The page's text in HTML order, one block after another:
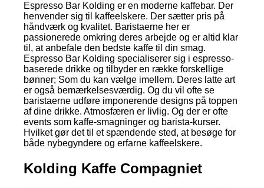
Espresso Bar Kolding er en moderne kaffebar. Der
henvender sig til kaffeelskere. Der sætter pris på
håndværk og kvalitet. Baristaerne her er
passionerede omkring deres arbejde og er altid klar
til, at anbefale den bedste kaffe til din smag.
Espresso Bar Kolding specialiserer sig i espresso-
baserede drikke og tilbyder en række forskellige
bønner; Som du kan vælge imellem. Deres latte art
er også bemærkelsesværdig. Og du vil ofte se
baristaerne udføre imponerende designs på toppen
af dine drikke. Atmosfæren er livlig. Og der er ofte
events som kaffe-smagninger og barista-kurser.
Hvilket gør det til et spændende sted, at besøge for
både nybegyndere og erfarne kaffeelskere.
Kolding Kaffe Compagniet